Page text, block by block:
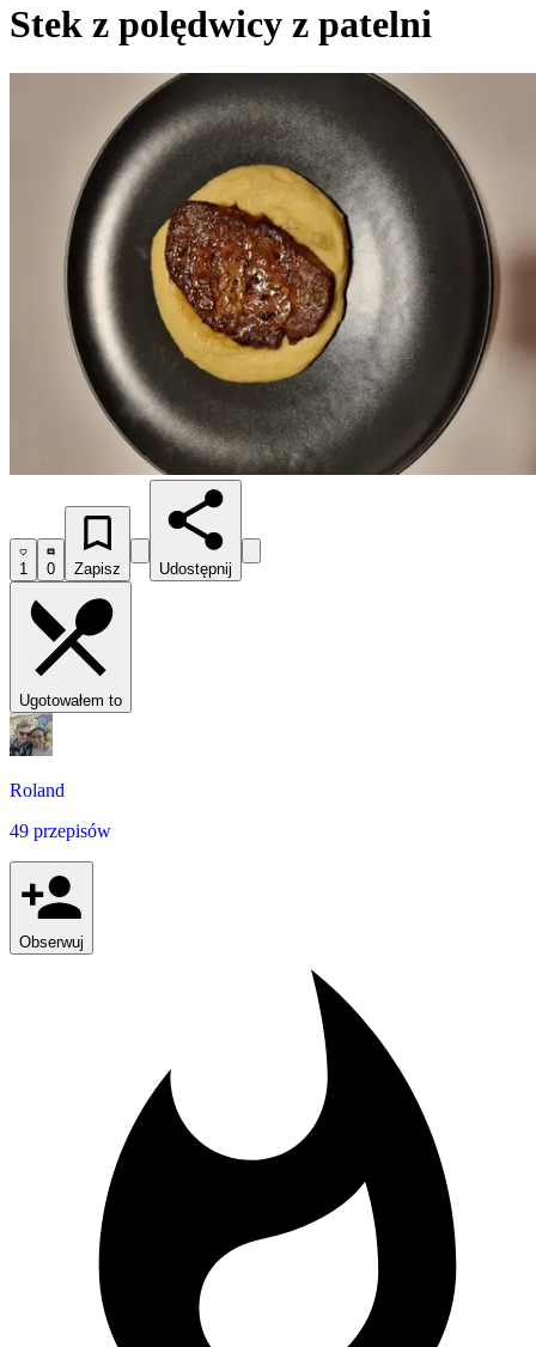
Stek z polędwicy z patelni
1 0 Zapisz Udostępnij
Ugotowałem to
Roland
49 przepisów
Obserwuj